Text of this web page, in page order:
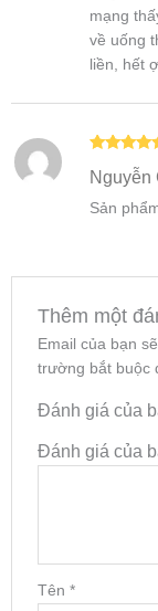
mạng
về uống
liền, hết
Được xếp
hạng55
Nguyễn
Sản
Thêm một
Email của bạn
trường bắt buộc
Đánh giá của
Đánh giá của
Tên *